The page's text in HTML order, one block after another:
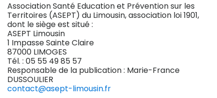
Association Santé Education et Prévention sur les
Territoires (ASEPT) du Limousin, association loi 1901,
dont le siège est situé :
ASEPT Limousin
1 Impasse Sainte Claire
87000 LIMOGES
Tél. : 05 55 49 85 57
Responsable de la publication : Marie-France
DUSSOULIER
contact@asept-limousin.fr